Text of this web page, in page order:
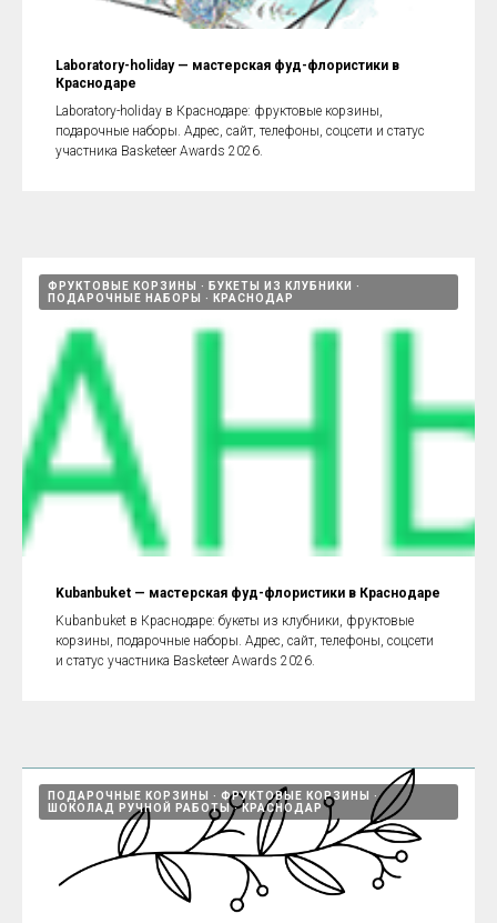
Laboratory-holiday — мастерская фуд-флористики в
Краснодаре
Laboratory-holiday в Краснодаре: фруктовые корзины,
подарочные наборы. Адрес, сайт, телефоны, соцсети и статус
участника Basketeer Awards 2026.
ФРУКТОВЫЕ КОРЗИНЫ
БУКЕТЫ ИЗ КЛУБНИКИ
ПОДАРОЧНЫЕ НАБОРЫ
КРАСНОДАР
Kubanbuket — мастерская фуд-флористики в Краснодаре
Kubanbuket в Краснодаре: букеты из клубники, фруктовые
корзины, подарочные наборы. Адрес, сайт, телефоны, соцсети
и статус участника Basketeer Awards 2026.
ПОДАРОЧНЫЕ КОРЗИНЫ
ФРУКТОВЫЕ КОРЗИНЫ
ШОКОЛАД РУЧНОЙ РАБОТЫ
КРАСНОДАР